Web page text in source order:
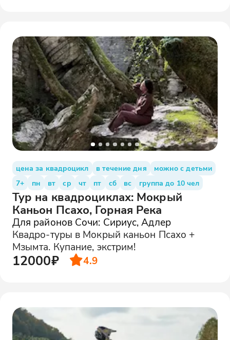
цена за квадроцикл в течение дня
можно с детьми
7+
пн вт ср чт пт сб вс группа до 10 чел
Тур на квадроциклах: Мокрый
Каньон Псахо, Горная Река
Для районов Сочи: Сириус, Адлер
Квадро-туры в Мокрый каньон Псахо +
Мзымта. Купание, экстрим!
12000₽ 4.9